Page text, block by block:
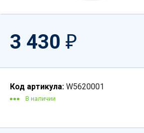
3 430 ₽
Код артикула: W5620001
В наличии